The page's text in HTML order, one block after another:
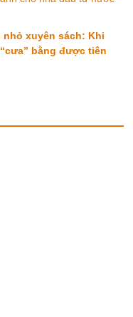
nhỏ xuyên sách: Khi
bằng được tiên